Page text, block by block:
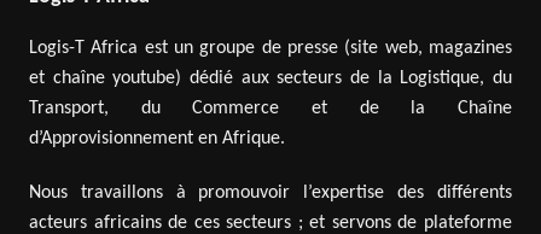
Logis-T Africa est un groupe de presse (site web, magazines
et chaîne youtube) dédié aux secteurs de la Logistique, du
Transport, du Commerce et de la Chaîne
d’Approvisionnement en Afrique.
Nous travaillons à promouvoir l’expertise des différents
acteurs africains de ces secteurs ; et servons de plateforme